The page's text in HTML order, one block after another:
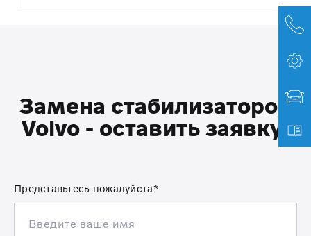
Замена стабилизаторов
Volvo - оставить заявку:
Представьтесь пожалуйста*